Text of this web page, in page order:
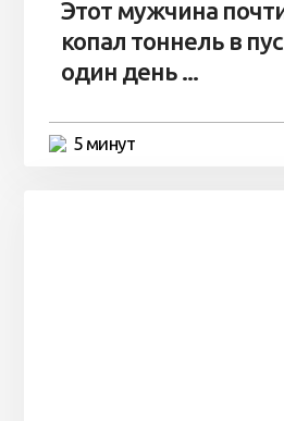
Этот мужчина
копал тоннель в
один день ...
5 минут